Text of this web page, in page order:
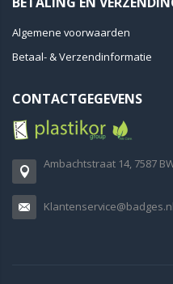
Algemene voorwaarden
Betaal- & Verzendinformatie
CONTACTGEGEVENS
Ambachtstraat 14, 7587
Klantenservice@badges.nl